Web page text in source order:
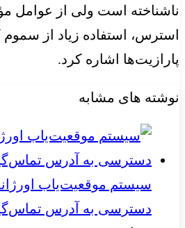
ناشناخته است ولی از عوامل
استرس، استفاده زیاد از
پارازیت‌ها اشاره کرد.
نوشته های مشابه
سیستم موقعیت‌یاب
دسترسی به آدرس